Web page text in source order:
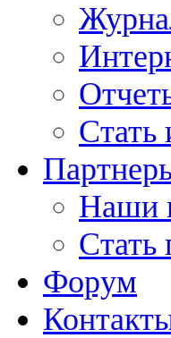
Стать
Наши
Стать
Форум